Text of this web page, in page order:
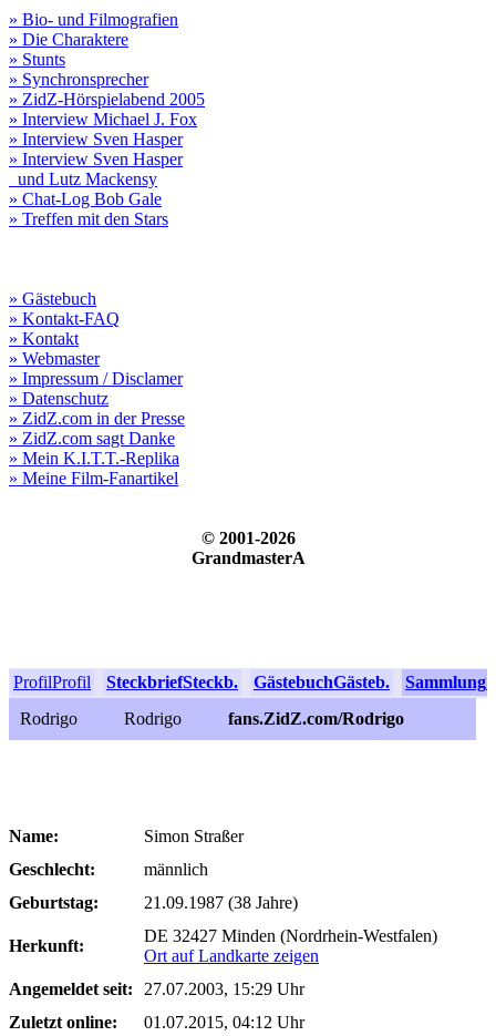
» Bio- und Filmografien
» Die Charaktere
» Stunts
» Synchronsprecher
» ZidZ-Hörspielabend 2005
» Interview Michael J. Fox
» Interview Sven Hasper
» Interview Sven Hasper
und Lutz Mackensy
» Chat-Log Bob Gale
» Treffen mit den Stars
» Gästebuch
» Kontakt-FAQ
» Kontakt
» Webmaster
» Impressum / Disclamer
» Datenschutz
» ZidZ.com in der Presse
» ZidZ.com sagt Danke
» Mein K.I.T.T.-Replika
» Meine Film-Fanartikel
© 2001-2026
GrandmasterA
ProfilProfil SteckbriefSteckb. GästebuchGästeb. Sammlung
Rodrigo
Rodrigo fans.ZidZ.com/Rodrigo
Name:
Simon Straßer
Geschlecht:
männlich
Geburtstag:
21.09.1987 (38 Jahre)
Herkunft:
DE 32427 Minden (Nordrhein-Westfalen)
Ort auf Landkarte zeigen
Angemeldet seit:
27.07.2003, 15:29 Uhr
Zuletzt online:
01.07.2015, 04:12 Uhr